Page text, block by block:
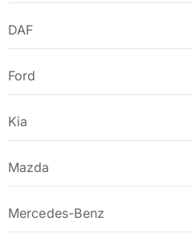
DAF
Ford
Kia
Mazda
Mercedes-Benz